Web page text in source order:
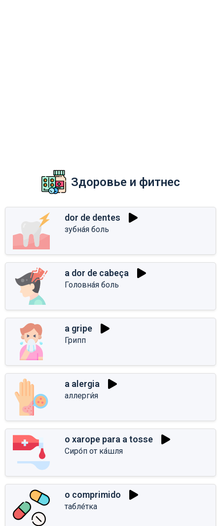
Здоровье и фитнес
dor de dentes
зубна́я боль
a dor de cabeça
Головна́я боль
a gripe
Грипп
a alergia
аллерги́я
o xarope para a tosse
Сиро́п от ка́шля
o comprimido
табле́тка